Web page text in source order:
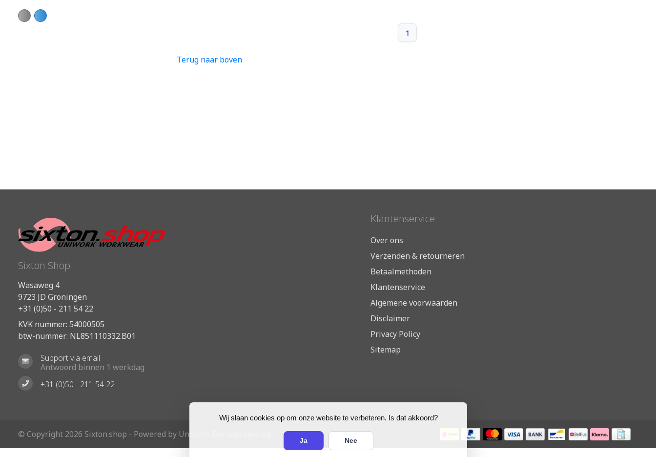
Wij slaan cookies op om onze website te verbeteren. Is dat akkoord?
Ja Nee
1
Terug naar boven
Sixton Shop
Wasaweg 4
9723 JD Groningen
+31 (0)50 - 211 54 22
KVK nummer: 54000505
btw-nummer: NL851110332.B01
Support via email
Antwoord binnen 1 werkdag
+31 (0)50 - 211 54 22
Klantenservice
Over ons
Verzenden & retourneren
Betaalmethoden
Klantenservice
Algemene voorwaarden
Disclaimer
Privacy Policy
Sitemap
© Copyright 2026 Sixton.shop - Powered by Uniwork Beroepskleding